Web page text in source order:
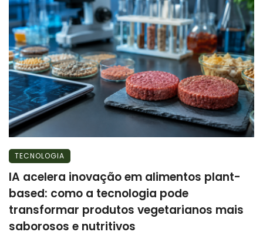
TECNOLOGIA
IA acelera inovação em alimentos plant-
based: como a tecnologia pode
transformar produtos vegetarianos mais
saborosos e nutritivos